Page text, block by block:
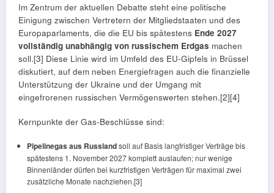
Im Zentrum der aktuellen Debatte steht eine politische
Einigung zwischen Vertretern der Mitgliedstaaten und des
Europaparlaments, die die EU bis spätestens Ende 2027
vollständig unabhängig von russischem Erdgas machen
soll.[3] Diese Linie wird im Umfeld des EU-Gipfels in Brüssel
diskutiert, auf dem neben Energiefragen auch die finanzielle
Unterstützung der Ukraine und der Umgang mit
eingefrorenen russischen Vermögenswerten stehen.[2][4]
Kernpunkte der Gas-Beschlüsse sind:
Pipelinegas aus Russlandsoll auf Basis langfristiger Verträge bis
spätestens 1. November 2027 komplett auslaufen; nur wenige
Binnenländer dürfen bei kurzfristigen Verträgen für maximal zwei
zusätzliche Monate nachziehen.[3]